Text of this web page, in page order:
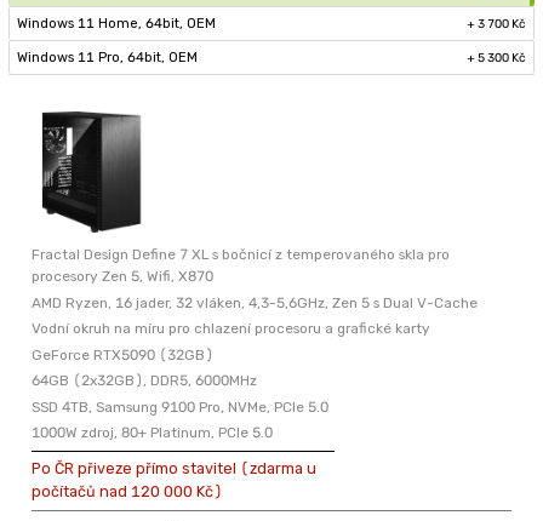
Windows 11 Home, 64bit, OEM + 3 700 Kč
Windows 11 Pro, 64bit, OEM + 5 300 Kč
Fractal Design Define 7 XL s bočnicí z temperovaného skla pro
procesory Zen 5, Wifi, X870
AMD Ryzen, 16 jader, 32 vláken, 4,3-5,6GHz, Zen 5 s Dual V-Cache
Vodní okruh na míru pro chlazení procesoru a grafické karty
GeForce RTX5090 (32GB)
64GB (2x32GB), DDR5, 6000MHz
SSD 4TB, Samsung 9100 Pro, NVMe, PCIe 5.0
1000W zdroj, 80+ Platinum, PCIe 5.0
Po ČR přiveze přímo stavitel (zdarma u
počítačů nad 120 000 Kč)